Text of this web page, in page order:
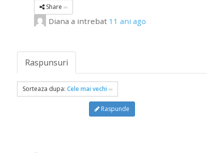
Share
Diana a intrebat 11 ani ago
Raspunsuri
Sorteaza dupa: Cele mai vechi
Raspunde